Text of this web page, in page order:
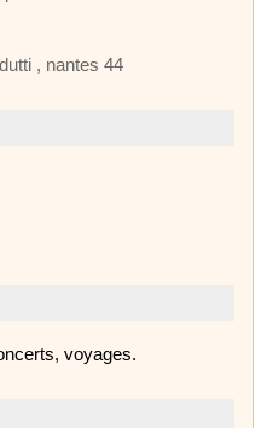
, nantes 44
voyages.